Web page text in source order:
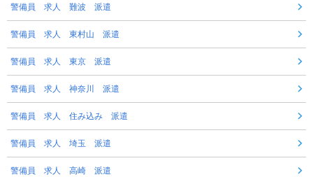
警備員 求人 難波 派遣
警備員 求人 東村山 派遣
警備員 求人 東京 派遣
警備員 求人 神奈川 派遣
警備員 求人 住み込み 派遣
警備員 求人 埼玉 派遣
警備員 求人 高崎 派遣